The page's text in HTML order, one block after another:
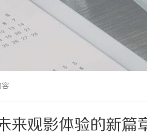
容
来观影体验的新篇